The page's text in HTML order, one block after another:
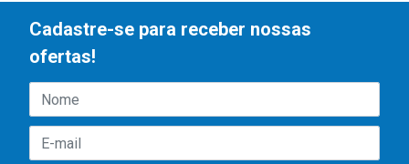
Cadastre-se para receber nossas
ofertas!